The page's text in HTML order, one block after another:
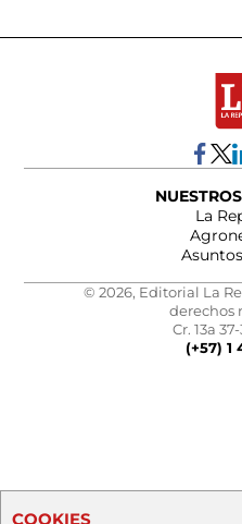
La
© 2026, Editorial La
derechos
Cr. 13a
(+57) 1
COOKIES